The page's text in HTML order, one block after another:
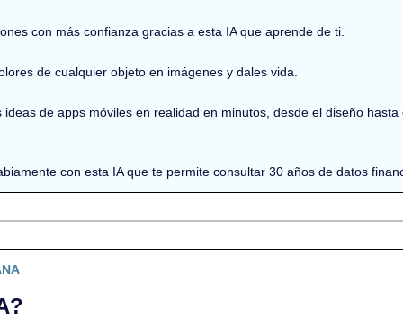
con más confianza gracias a esta IA que aprende de ti.
de cualquier objeto en imágenes y dales vida.
de apps móviles en realidad en minutos, desde el diseño
con esta IA que te permite consultar 30 años de datos